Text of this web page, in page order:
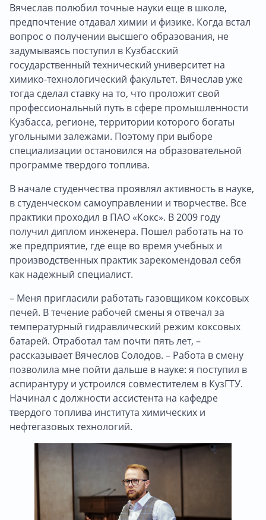
Вячеслав полюбил точные науки еще в школе,
предпочтение отдавал химии и физике. Когда встал
вопрос о получении высшего образования, не
задумываясь поступил в Кузбасский
государственный технический университет на
химико-технологический факультет. Вячеслав уже
тогда сделал ставку на то, что проложит свой
профессиональный путь в сфере промышленности
Кузбасса, регионе, территории которого богаты
угольными залежами. Поэтому при выборе
специализации остановился на образовательной
программе твердого топлива.
В начале студенчества проявлял активность в науке,
в студенческом самоуправлении и творчестве. Все
практики проходил в ПАО «Кокс». В 2009 году
получил диплом инженера. Пошел работать на то
же предприятие, где еще во время учебных и
производственных практик зарекомендовал себя
как надежный специалист.
– Меня пригласили работать газовщиком коксовых
печей. В течение рабочей смены я отвечал за
температурный гидравлический режим коксовых
батарей. Отработал там почти пять лет, –
рассказывает Вячеслов Солодов. – Работа в смену
позволила мне пойти дальше в науке: я поступил в
аспирантуру и устроился совместителем в КузГТУ.
Начинал с должности ассистента на кафедре
твердого топлива института химических и
нефтегазовых технологий.